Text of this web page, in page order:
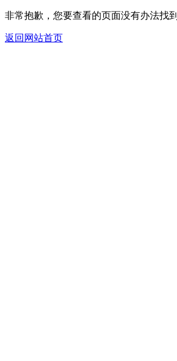
非常抱歉，您要查看的页面没有办法找到
返回网站首页